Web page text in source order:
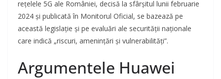
rețelele 5G ale României, decisă la sfârșitul lunii februarie
2024 și publicată în Monitorul Oficial, se bazează pe
această legislație și pe evaluări ale securității naționale
care indică „riscuri, amenințări și vulnerabilități”.
Argumentele Huawei